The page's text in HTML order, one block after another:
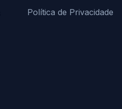
Política de Privacidade